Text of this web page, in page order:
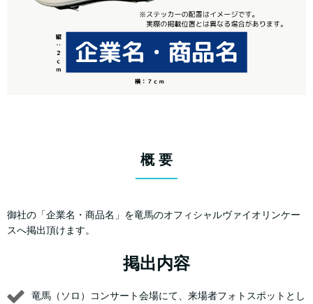
概 要
御社の「企業名・商品名」を竜馬のオフィシャルヴァイオリンケー
スへ掲出頂けます。
掲出内容
竜馬（ソロ）コンサート会場にて、来場者フォトスポットとし